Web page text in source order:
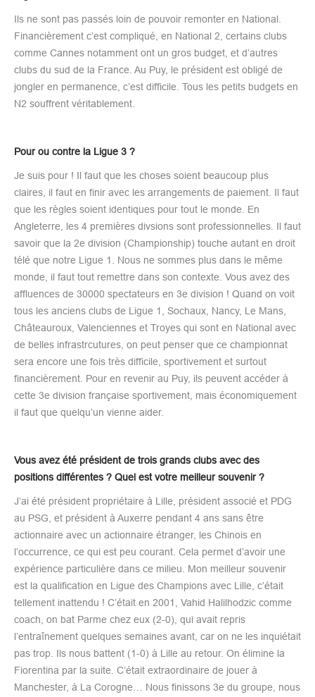
Ils ne sont pas passés loin de pouvoir remonter en National.
Financièrement c’est compliqué, en National 2, certains clubs
comme Cannes notamment ont un gros budget, et d’autres
clubs du sud de la France. Au Puy, le président est obligé de
jongler en permanence, c’est difficile. Tous les petits budgets en
N2 souffrent véritablement.
Pour ou contre la Ligue 3 ?
Je suis pour ! Il faut que les choses soient beaucoup plus
claires, il faut en finir avec les arrangements de paiement. Il faut
que les règles soient identiques pour tout le monde. En
Angleterre, les 4 premières divsions sont professionnelles. Il faut
savoir que la 2e division (Championship) touche autant en droit
télé que notre Ligue 1. Nous ne sommes plus dans le même
monde, il faut tout remettre dans son contexte. Vous avez des
affluences de 30000 spectateurs en 3e division ! Quand on voit
tous les anciens clubs de Ligue 1, Sochaux, Nancy, Le Mans,
Châteauroux, Valenciennes et Troyes qui sont en National avec
de belles infrastrcutures, on peut penser que ce championnat
sera encore une fois très difficile, sportivement et surtout
financièrement. Pour en revenir au Puy, ils peuvent accéder à
cette 3e division française sportivement, mais économiquement
il faut que quelqu’un vienne aider.
Vous avez été président de trois grands clubs avec des
positions différentes ? Quel est votre meilleur souvenir ?
J’ai été président propriétaire à Lille, président associé et PDG
au PSG, et président à Auxerre pendant 4 ans sans être
actionnaire avec un actionnaire étranger, les Chinois en
l’occurrence, ce qui est peu courant. Cela permet d’avoir une
expérience particulière dans ce milieu. Mon meilleur souvenir
est la qualification en Ligue des Champions avec Lille, c’était
tellement inattendu ! C’était en 2001, Vahid Halilhodzic comme
coach, on bat Parme chez eux (2-0), qui avait repris
l’entraînement quelques semaines avant, car on ne les inquiétait
pas trop. Ils nous battent (1-0) à Lille au retour. On élimine la
Fiorentina par la suite. C’était extraordinaire de jouer à
Manchester, à La Corogne… Nous finissons 3e du groupe, nous